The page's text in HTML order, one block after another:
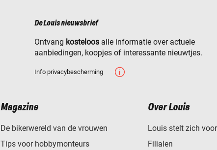
De Louis nieuwsbrief
Ontvang kosteloos alle informatie over actuele
aanbiedingen, koopjes of interessante nieuwtjes.
Info privacybescherming
Magazine
De bikerwereld van de vrouwen
Tips voor hobbymonteurs
Over Louis
Louis stelt zich voor
Filialen